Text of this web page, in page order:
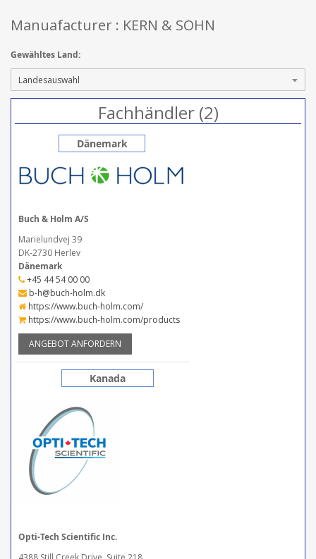
Manuafacturer : KERN & SOHN
Gewähltes Land:
Fachhändler (2)
Dänemark
Buch & Holm A/S
Marielundvej 39
DK-2730 Herlev
Dänemark
+45 44 54 00 00
b-h@buch-holm.dk
https://www.buch-holm.com/
https://www.buch-holm.com/products
ANGEBOT ANFORDERN
Kanada
Opti-Tech Scientific Inc.